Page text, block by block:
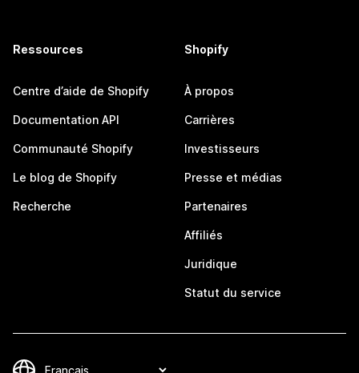
Ressources
Centre d’aide de Shopify
Documentation API
Communauté Shopify
Le blog de Shopify
Recherche
Shopify
À propos
Carrières
Investisseurs
Presse et médias
Partenaires
Affiliés
Juridique
Statut du service